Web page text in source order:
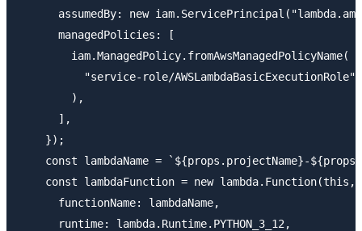
assumedBy: new
      managedPolicies: [
        iam.ManagedPolicy.fromAwsManagedPolicyName(
          "service-role/AWSLambdaBasicExecutionRole"
        ),
      ],
    });
const lambdaName = `${props.projectName}-
const lambdaFunction = new lambda.Function(this,
      functionName: lambdaName,
      runtime: lambda.Runtime.PYTHON_3_12,